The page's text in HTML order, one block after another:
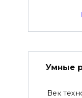
Умные
Век